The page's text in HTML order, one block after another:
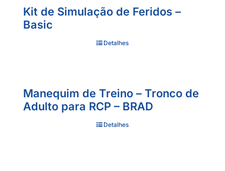
Kit de Simulação de Feridos –
Basic
Detalhes
Manequim de Treino – Tronco de
Adulto para RCP – BRAD
Detalhes